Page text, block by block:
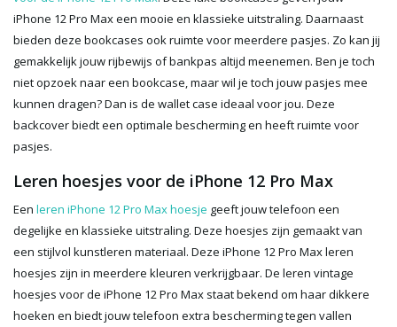
iPhone 12 Pro Max een mooie en klassieke uitstraling. Daarnaast
bieden deze bookcases ook ruimte voor meerdere pasjes. Zo kan jij
gemakkelijk jouw rijbewijs of bankpas altijd meenemen. Ben je toch
niet opzoek naar een bookcase, maar wil je toch jouw pasjes mee
kunnen dragen? Dan is de wallet case ideaal voor jou. Deze
backcover biedt een optimale bescherming en heeft ruimte voor
pasjes.
Leren hoesjes voor de iPhone 12 Pro Max
Een leren iPhone 12 Pro Max hoesje geeft jouw telefoon een
degelijke en klassieke uitstraling. Deze hoesjes zijn gemaakt van
een stijlvol kunstleren materiaal. Deze iPhone 12 Pro Max leren
hoesjes zijn in meerdere kleuren verkrijgbaar. De leren vintage
hoesjes voor de iPhone 12 Pro Max staat bekend om haar dikkere
hoeken en biedt jouw telefoon extra bescherming tegen vallen